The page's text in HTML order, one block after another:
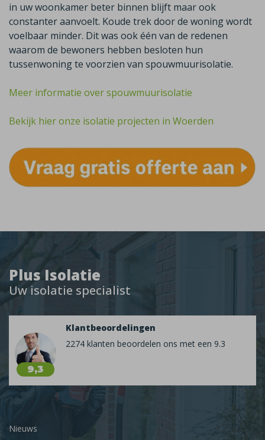
Plus Isolatie
Uw isolatie specialist
9,3
Klantbeoordelingen
2274 klanten beoordelen ons met een 9.3
Nieuws
in uw woonkamer beter binnen blijft maar ook
constanter aanvoelt. Koude trek door de woning wordt
voelbaar minder. Dit was ook één van de redenen
waarom de bewoners hebben besloten hun
tussenwoning te voorzien van spouwmuurisolatie.
Meer informatie over spouwmuurisolatie
Bekijk hier onze isolatie projecten in Woerden